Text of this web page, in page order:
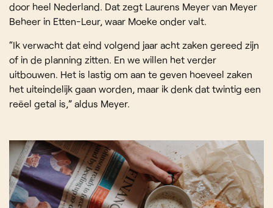
door heel Nederland. Dat zegt Laurens Meyer van Meyer
Beheer in Etten-Leur, waar Moeke onder valt.
“Ik verwacht dat eind volgend jaar acht zaken gereed zijn
of in de planning zitten. En we willen het verder
uitbouwen. Het is lastig om aan te geven hoeveel zaken
het uiteindelijk gaan worden, maar ik denk dat twintig een
reëel getal is,” aldus Meyer.